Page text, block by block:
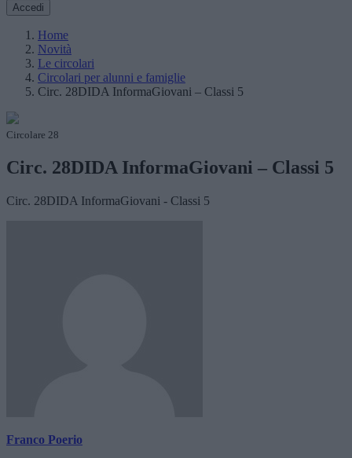
Accedi
Home
Novità
Le circolari
Circolari per alunni e famiglie
Circ. 28DIDA InformaGiovani – Classi 5
Circolare 28
Circ. 28DIDA InformaGiovani – Classi 5
Circ. 28DIDA InformaGiovani - Classi 5
Franco Poerio